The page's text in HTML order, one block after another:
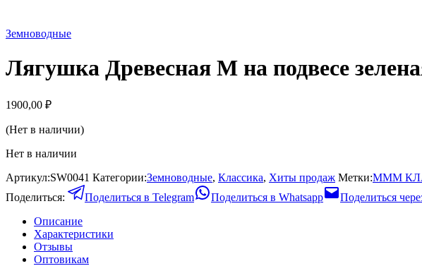
Земноводные
Лягушка Древесная М на подвесе
1900,00 ₽
(Нет в наличии)
Нет в наличии
Артикул:SW0041 Категории:Земноводные, Классика, Хиты продаж Метки:МММ
Поделиться:
Поделиться в Telegram Поделиться в Whatsapp Поделиться
Описание
Характеристики
Отзывы
Оптовикам